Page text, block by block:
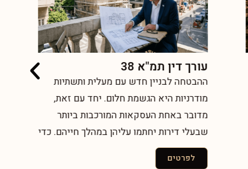
עורך דין תמ"א 38
ההבטחה לבניין חדש עם מעלית ותשתיות
מודרניות היא הגשמת חלום. יחד עם זאת,
מדובר באחת העסקאות המורכבות ביותר
שבעלי דירות יחתמו עליהן במהלך חייהם. כדי
לפרטים